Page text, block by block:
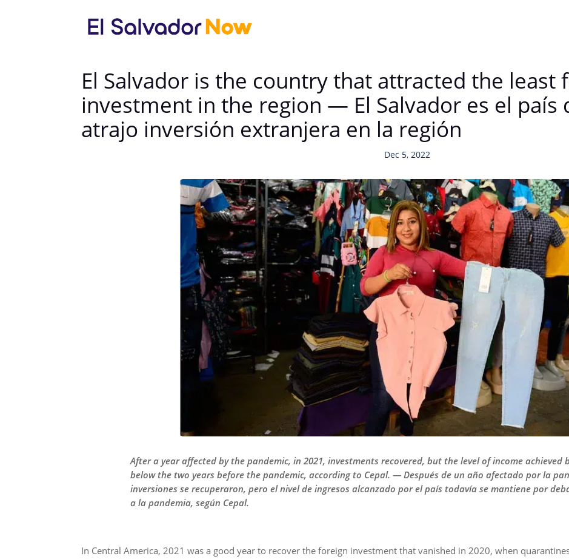
El Salvador is the country that attracted the least
investment in the region — El Salvador es el país
atrajo inversión extranjera en la región
Dec 5, 2022
After a year affected by the pandemic, in 2021, investments recovered, but the level of income achieved
below the two years before the pandemic, according to Cepal. — Después de un año afectado por la
inversiones se recuperaron, pero el nivel de ingresos alcanzado por el país todavía se mantiene por
a la pandemia, según Cepal.
In Central America, 2021 was a good year to recover the foreign investment that vanished in 2020, when